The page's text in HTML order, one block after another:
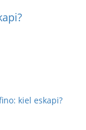
kiel eskapi?